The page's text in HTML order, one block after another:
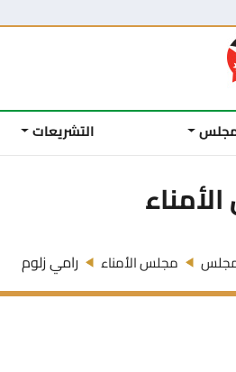
التشريعات
مجلس الأمناء رامي زلوم